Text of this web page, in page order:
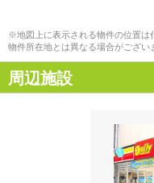
※地図上に表示される物件の位置は
物件所在地とは異なる場合がござい
周辺施設